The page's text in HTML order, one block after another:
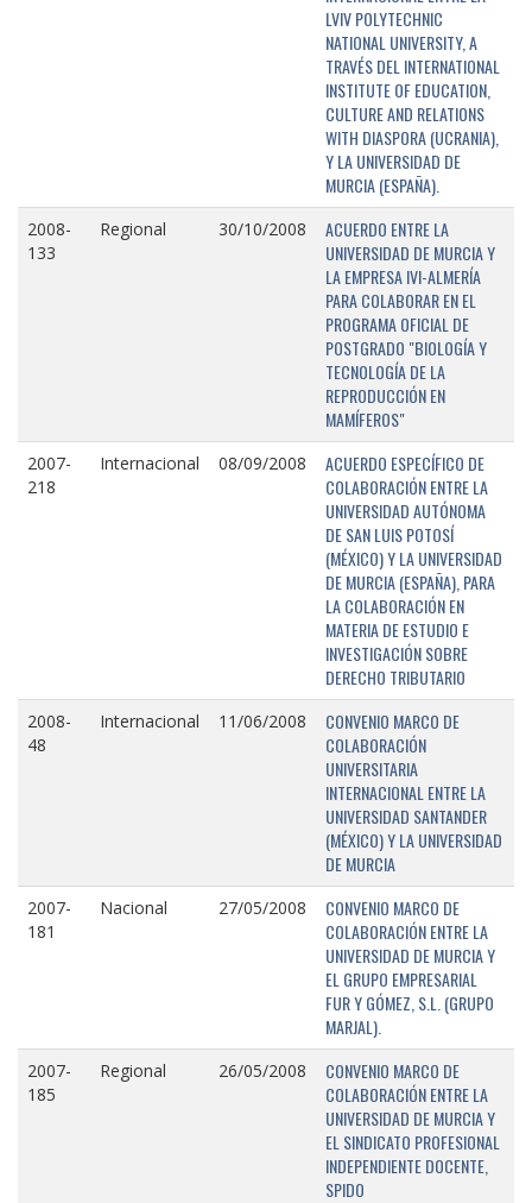
LVIV POLYTECHNIC
NATIONAL UNIVERSITY, A
TRAVÉS DEL INTERNATIONAL
INSTITUTE OF EDUCATION,
CULTURE AND RELATIONS
WITH DIASPORA (UCRANIA),
Y LA UNIVERSIDAD DE
MURCIA (ESPAÑA).
2008-
133
Regional 30/10/2008
ACUERDO ENTRE LA
UNIVERSIDAD DE MURCIA Y
LA EMPRESA IVI-ALMERÍA
PARA COLABORAR EN EL
PROGRAMA OFICIAL DE
POSTGRADO "BIOLOGÍA Y
TECNOLOGÍA DE LA
REPRODUCCIÓN EN
MAMÍFEROS"
2007-
218
Internacional 08/09/2008
ACUERDO ESPECÍFICO DE
COLABORACIÓN ENTRE LA
UNIVERSIDAD AUTÓNOMA
DE SAN LUIS POTOSÍ
(MÉXICO) Y LA UNIVERSIDAD
DE MURCIA (ESPAÑA), PARA
LA COLABORACIÓN EN
MATERIA DE ESTUDIO E
INVESTIGACIÓN SOBRE
DERECHO TRIBUTARIO
2008-
48
Internacional 11/06/2008
CONVENIO MARCO DE
COLABORACIÓN
UNIVERSITARIA
INTERNACIONAL ENTRE LA
UNIVERSIDAD SANTANDER
(MÉXICO) Y LA UNIVERSIDAD
DE MURCIA
2007-
181
Nacional 27/05/2008
CONVENIO MARCO DE
COLABORACIÓN ENTRE LA
UNIVERSIDAD DE MURCIA Y
EL GRUPO EMPRESARIAL
FUR Y GÓMEZ, S.L. (GRUPO
MARJAL).
2007-
185
Regional 26/05/2008
CONVENIO MARCO DE
COLABORACIÓN ENTRE LA
UNIVERSIDAD DE MURCIA Y
EL SINDICATO PROFESIONAL
INDEPENDIENTE DOCENTE,
SPIDO